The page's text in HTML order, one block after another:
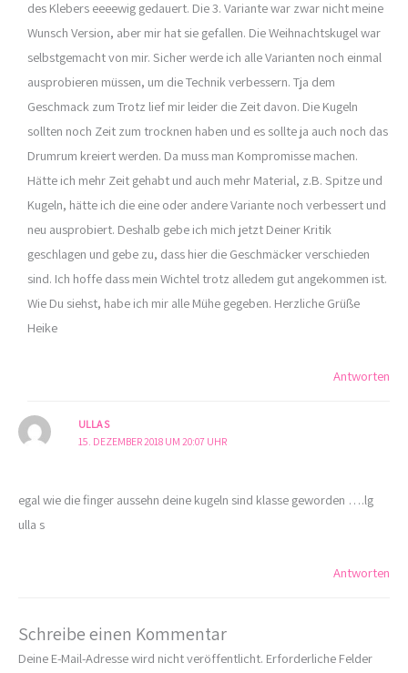
des Klebers eeeewig gedauert. Die 3. Variante war zwar nicht meine
Wunsch Version, aber mir hat sie gefallen. Die Weihnachtskugel war
selbstgemacht von mir. Sicher werde ich alle Varianten noch einmal
ausprobieren müssen, um die Technik verbessern. Tja dem
Geschmack zum Trotz lief mir leider die Zeit davon. Die Kugeln
sollten noch Zeit zum trocknen haben und es sollte ja auch noch das
Drumrum kreiert werden. Da muss man Kompromisse machen.
Hätte ich mehr Zeit gehabt und auch mehr Material, z.B. Spitze und
Kugeln, hätte ich die eine oder andere Variante noch verbessert und
neu ausprobiert. Deshalb gebe ich mich jetzt Deiner Kritik
geschlagen und gebe zu, dass hier die Geschmäcker verschieden
sind. Ich hoffe dass mein Wichtel trotz alledem gut angekommen ist.
Wie Du siehst, habe ich mir alle Mühe gegeben. Herzliche Grüße
Heike
Antworten
ULLA S
15. DEZEMBER 2018 UM 20:07 UHR
egal wie die finger aussehn deine kugeln sind klasse geworden ….lg
ulla s
Antworten
Schreibe einen Kommentar
Deine E-Mail-Adresse wird nicht veröffentlicht. Erforderliche Felder